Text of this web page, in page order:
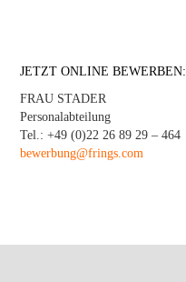
JETZT ONLINE BEWERBEN:
FRAU STADER
Personalabteilung
Tel.: +49 (0)22 26 89 29 – 464
bewerbung@frings.com